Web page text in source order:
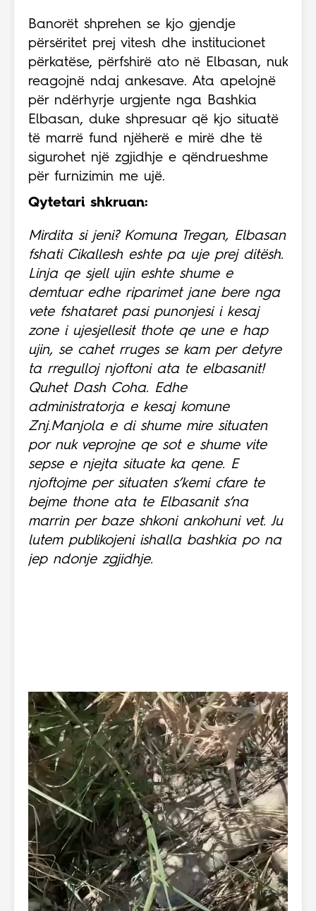
Banorët shprehen se kjo gjendje
përsëritet prej vitesh dhe institucionet
përkatëse, përfshirë ato në Elbasan, nuk
reagojnë ndaj ankesave. Ata apelojnë
për ndërhyrje urgjente nga Bashkia
Elbasan, duke shpresuar që kjo situatë
të marrë fund njëherë e mirë dhe të
sigurohet një zgjidhje e qëndrueshme
për furnizimin me ujë.
Qytetari shkruan:
Mirdita si jeni? Komuna Tregan, Elbasan
fshati Cikallesh eshte pa uje prej ditësh.
Linja qe sjell ujin eshte shume e
demtuar edhe riparimet jane bere nga
vete fshataret pasi punonjesi i kesaj
zone i ujesjellesit thote qe une e hap
ujin, se cahet rruges se kam per detyre
ta rregulloj njoftoni ata te elbasanit!
Quhet Dash Coha. Edhe
administratorja e kesaj komune
Znj.Manjola e di shume mire situaten
por nuk veprojne qe sot e shume vite
sepse e njejta situate ka qene. E
njoftojme per situaten s’kemi cfare te
bejme thone ata te Elbasanit s’na
marrin per baze shkoni ankohuni vet. Ju
lutem publikojeni ishalla bashkia po na
jep ndonje zgjidhje.